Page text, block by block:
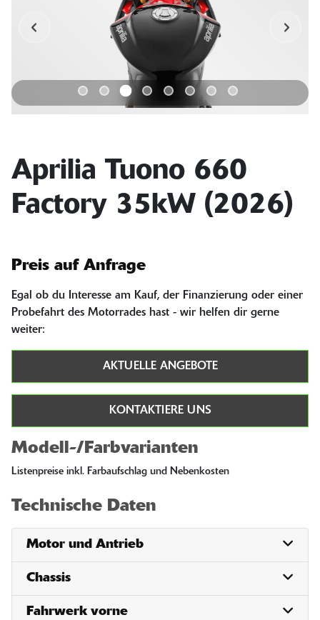
Aprilia Tuono 660
Factory 35kW (2026)
Modell-/Farbvarianten
Listenpreise inkl. Farbaufschlag und Nebenkosten
Technische Daten
Motor und Antrieb
Chassis
Fahrwerk vorne
Preis auf Anfrage
Egal ob du Interesse am Kauf, der Finanzierung oder einer
Probefahrt des Motorrades hast - wir helfen dir gerne
weiter:
AKTUELLE ANGEBOTE
KONTAKTIERE UNS